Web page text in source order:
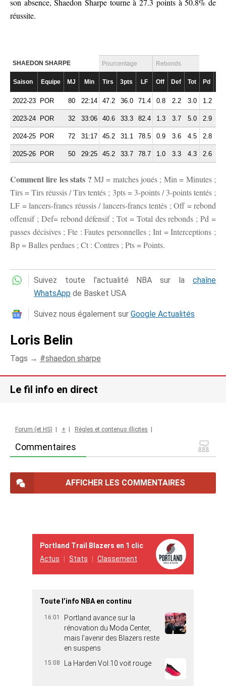
son absence, Shaedon Sharpe tourne à 27.3 points à 50.8% de
réussite.
SHAEDON SHARPE Pourcentage Rebonds
Saison Equipe MJ Min Tirs 3pts LF Off Def Tot Pd
2022-23 POR 80 22:14 47.2 36.0 71.4 0.8 2.2 3.0 1.2
2023-24 POR 32 33:06 40.6 33.3 82.4 1.3 3.7 5.0 2.9
2024-25 POR 72 31:17 45.2 31.1 78.5 0.9 3.6 4.5 2.8
2025-26 POR 50 29:25 45.2 33.7 78.7 1.0 3.3 4.3 2.6
Comment lire les stats ? MJ = matches joués ; Min = Minutes ;
Tirs = Tirs réussis / Tirs tentés ; 3pts = 3-points / 3-points tentés ;
LF = lancers-francs réussis / lancers-francs tentés ; Off = rebond
offensif ; Def= rebond défensif ; Tot = Total des rebonds ; Pd =
passes décisives ; Fte : Fautes personnelles ; Int = Interceptions ;
Bp = Balles perdues ; Ct : Contres ; Pts = Points.
Suivez toute l'actualité NBA sur la chaîne
WhatsApp de Basket USA
Suivez nous également sur Google Actualités
Loris Belin
Tags → shaedon sharpe
Le fil info en direct
Commentaires
Forum (et HS) + Règles et contenus illicites
AFFICHER LES COMMENTAIRES
Portland Trail Blazers en 1 clic
Actus
Stats Classement
Toute l’info NBA en continu
16:01
Portland avance sur la
rénovation du Moda Center,
mais l’avenir des Blazers reste
en suspens
15:08 La Harden Vol.10 voit rouge